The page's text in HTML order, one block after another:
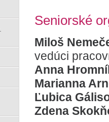
Seniorské
Miloš
vedúci
Anna
Marianna
Ľubica
Zdena